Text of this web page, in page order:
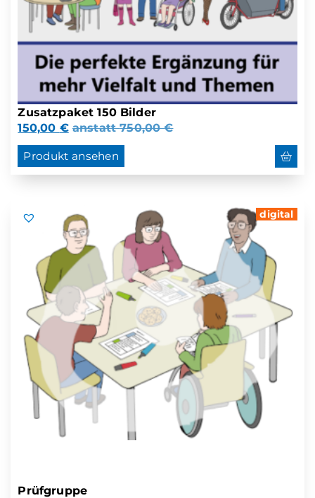
Zusatzpaket 150 Bilder
150,00 € anstatt750,00€
Produkt ansehen
digital
Prüfgruppe